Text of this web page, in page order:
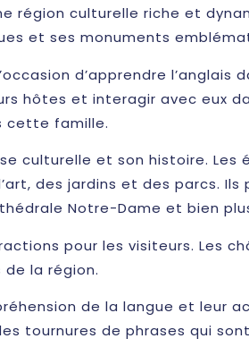
région culturelle riche et
et ses monuments
d’apprendre l’anglais
hôtes et interagir avec eux
cette famille.
culturelle et son histoire. Les
des jardins et des parcs.
Notre-Dame et bien
pour les visiteurs. Les
la région.
de la langue et leur
tournures de phrases qui